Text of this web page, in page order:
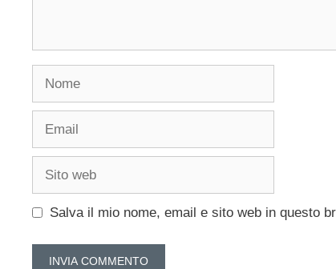
Nome
Email
Sito
Salva il mio nome, email e sito web in questo